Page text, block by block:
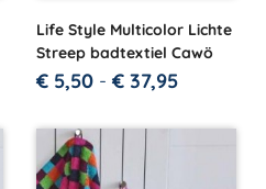
Life Style Multicolor Lichte
Streep badtextiel Cawö
€ 5,50 - € 37,95